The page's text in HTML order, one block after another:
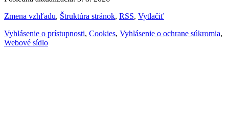
Zmena vzhľadu, Štruktúra stránok, RSS, Vytlačiť
Vyhlásenie o prístupnosti, Cookies, Vyhlásenie o ochrane súkromia,
Webové sídlo